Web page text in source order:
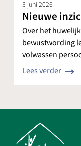
3 juni 2026
Nieuwe
Over het
bewustwording
volwassen
Lees verder